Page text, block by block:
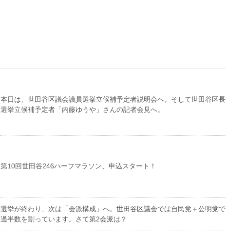
本日は、世田谷区議会議員選挙立候補予定者説明会へ。そして世田谷区長
選挙立候補予定者「内藤ゆうや」さんの記者会見へ。
第10回世田谷246ハーフマラソン、申込スタート！
選挙が終わり、次は「会派構成」へ。世田谷区議会では自民党＋公明党で
過半数を割っています。さて第2会派は？